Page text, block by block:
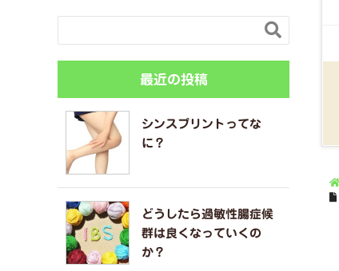

最近の投稿
シンスプリントってな
に？
どうしたら過敏性腸症候
群は良くなっていくの
か？